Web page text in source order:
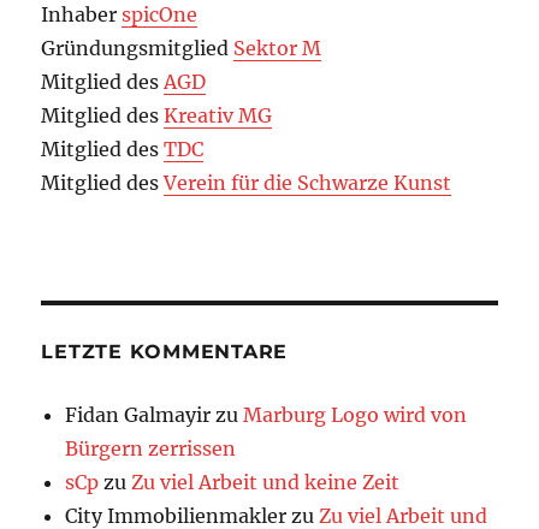
InhaberspicOne
Gründungsmitglied Sektor M
Mitglied des AGD
Mitglied desKreativ MG
Mitglied desTDC
Mitglied desVerein für die Schwarze Kunst
LETZTE KOMMENTARE
Fidan Galmayir zu Marburg Logo wird von
Bürgern zerrissen
sCp zu Zu viel Arbeit und keine Zeit
City Immobilienmakler zu Zu viel Arbeit und